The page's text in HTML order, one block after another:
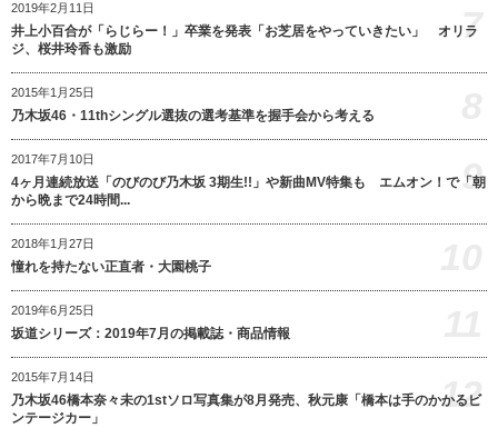
2019年2月11日
井上小百合が「らじらー！」卒業を発表「お芝居をやっていきたい」 オリラ
ジ、桜井玲香も激励
7
2015年1月25日
乃木坂46・11thシングル選抜の選考基準を握手会から考える
2017年7月10日
4ヶ月連続放送「のびのび乃木坂 3期生!!」や新曲MV特集も エムオン！で「朝
から晩まで24時間...
9
2018年1月27日
憧れを持たない正直者・大園桃子
2019年6月25日
坂道シリーズ：2019年7月の掲載誌・商品情報
2015年7月14日
乃木坂46橋本奈々未の1stソロ写真集が8月発売、秋元康「橋本は手のかかるビ
ンテージカー」
12